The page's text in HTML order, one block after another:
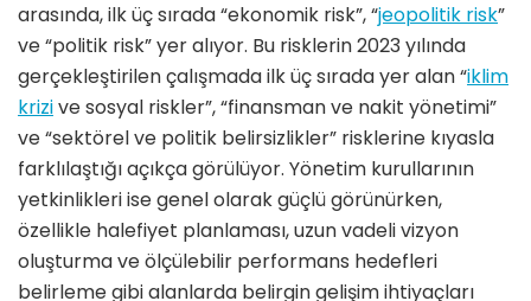
arasında, ilk üç sırada “ekonomik risk”, “jeopolitik risk”
ve “politik risk” yer alıyor. Bu risklerin 2023 yılında
gerçekleştirilen çalışmada ilk üç sırada yer alan “iklim
krizive sosyal riskler”, “finansman ve nakit yönetimi”
ve “sektörel ve politik belirsizlikler” risklerine kıyasla
farklılaştığı açıkça görülüyor. Yönetim kurullarının
yetkinlikleri ise genel olarak güçlü görünürken,
özellikle halefiyet planlaması, uzun vadeli vizyon
oluşturma ve ölçülebilir performans hedefleri
belirleme gibi alanlarda belirgin gelişim ihtiyaçları